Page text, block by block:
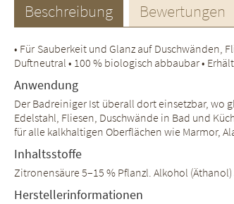
Beschreibung Bewertungen
• Für Sauberkeit und Glanz auf Duschwänden,
Duftneutral • 100 % biologisch abbaubar •
Anwendung
Der Badreiniger Ist überall dort einsetzbar, wo
Edelstahl, Fliesen, Duschwände in Bad und
für alle kalkhaltigen Oberflächen wie Marmor,
Inhaltsstoffe
Zitronensäure 5–15 % Pflanzl. Alkohol
Herstellerinformationen